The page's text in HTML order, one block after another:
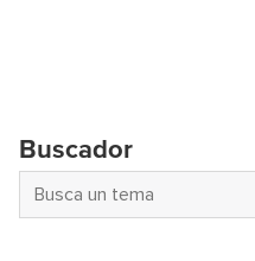
Buscador